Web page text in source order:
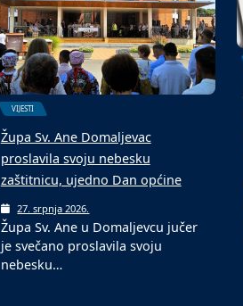
VIJESTI
Župa Sv. Ane Domaljevac
proslavila svoju nebesku
zaštitnicu, ujedno Dan općine
27. srpnja 2026.
Župa Sv. Ane u Domaljevcu jučer
je svečano proslavila svoju
nebesku…